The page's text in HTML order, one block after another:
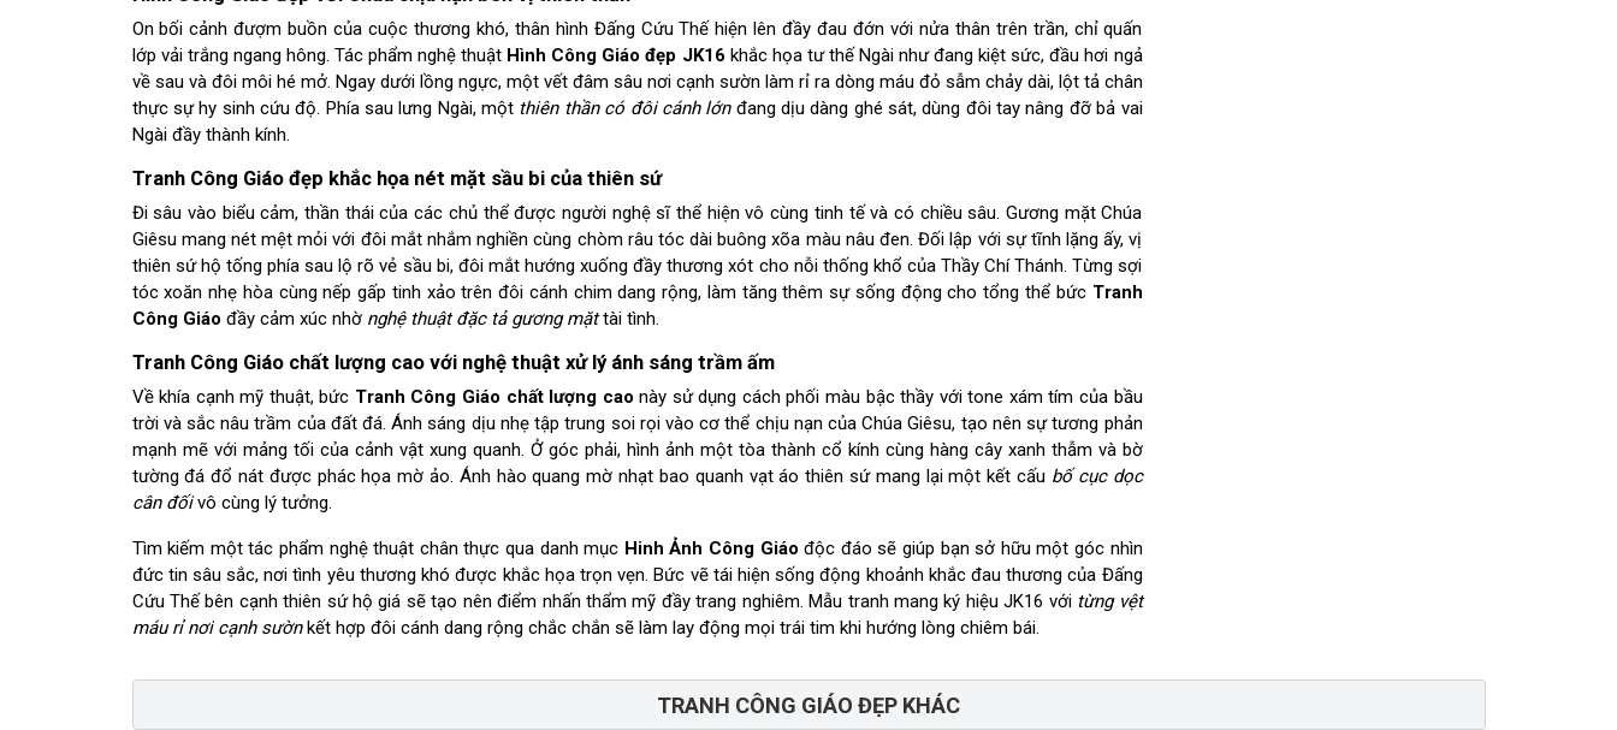
On bối cảnh đượm buồn của cuộc thương khó, thân hình Đấng Cứu Thế hiện lên đầy đau đớn với nửa thân trên trần, chỉ quấn
lớp vải trắng ngang hông. Tác phẩm nghệ thuật Hình Công Giáo đẹp JK16 khắc họa tư thế Ngài như đang kiệt sức, đầu hơi ngả
về sau và đôi môi hé mở. Ngay dưới lồng ngực, một vết đâm sâu nơi cạnh sườn làm rỉ ra dòng máu đỏ sẫm chảy dài, lột tả chân
thực sự hy sinh cứu độ. Phía sau lưng Ngài, một thiên thần có đôi cánh lớnđang dịu dàng ghé sát, dùng đôi tay nâng đỡ bả vai
Ngài đầy thành kính.
Tranh Công Giáo đẹp khắc họa nét mặt sầu bi của thiên sứ
Đi sâu vào biểu cảm, thần thái của các chủ thể được người nghệ sĩ thể hiện vô cùng tinh tế và có chiều sâu. Gương mặt Chúa
Giêsu mang nét mệt mỏi với đôi mắt nhắm nghiền cùng chòm râu tóc dài buông xõa màu nâu đen. Đối lập với sự tĩnh lặng ấy, vị
thiên sứ hộ tống phía sau lộ rõ vẻ sầu bi, đôi mắt hướng xuống đầy thương xót cho nỗi thống khổ của Thầy Chí Thánh. Từng sợi
tóc xoăn nhẹ hòa cùng nếp gấp tinh xảo trên đôi cánh chim dang rộng, làm tăng thêm sự sống động cho tổng thể bức Tranh
Công Giáo đầy cảm xúc nhờ nghệ thuật đặc tả gương mặttài tình.
Tranh Công Giáo chất lượng cao với nghệ thuật xử lý ánh sáng trầm ấm
Về khía cạnh mỹ thuật, bức Tranh Công Giáo chất lượng cao này sử dụng cách phối màu bậc thầy với tone xám tím của bầu
trời và sắc nâu trầm của đất đá. Ánh sáng dịu nhẹ tập trung soi rọi vào cơ thể chịu nạn của Chúa Giêsu, tạo nên sự tương phản
mạnh mẽ với mảng tối của cảnh vật xung quanh. Ở góc phải, hình ảnh một tòa thành cổ kính cùng hàng cây xanh thẫm và bờ
tường đá đổ nát được phác họa mờ ảo. Ánh hào quang mờ nhạt bao quanh vạt áo thiên sứ mang lại một kết cấu bố cục dọc
cân đốivô cùng lý tưởng.
Tìm kiếm một tác phẩm nghệ thuật chân thực qua danh mục Hinh Ảnh Công Giáo độc đáo sẽ giúp bạn sở hữu một góc nhìn
đức tin sâu sắc, nơi tình yêu thương khó được khắc họa trọn vẹn. Bức vẽ tái hiện sống động khoảnh khắc đau thương của Đấng
Cứu Thế bên cạnh thiên sứ hộ giá sẽ tạo nên điểm nhấn thẩm mỹ đầy trang nghiêm. Mẫu tranh mang ký hiệu JK16 với từng vệt
máu rỉ nơi cạnh sườnkết hợp đôi cánh dang rộng chắc chắn sẽ làm lay động mọi trái tim khi hướng lòng chiêm bái.
TRANH CÔNG GIÁO ĐẸP KHÁC